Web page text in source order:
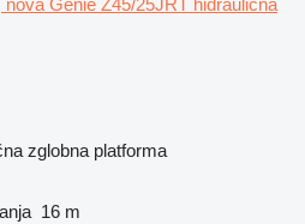
nova Genie Z45/25JRT hidraulična
zglobna platforma
16 m